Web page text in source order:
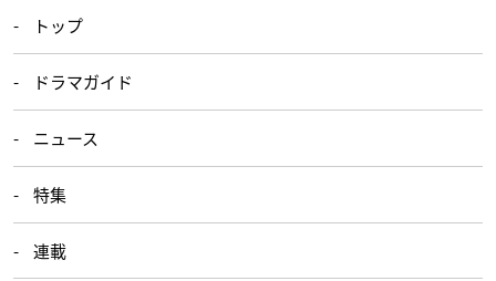
トップ
ドラマガイド
ニュース
特集
連載